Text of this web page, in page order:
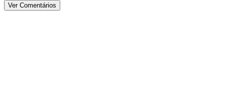
Ver Comentários